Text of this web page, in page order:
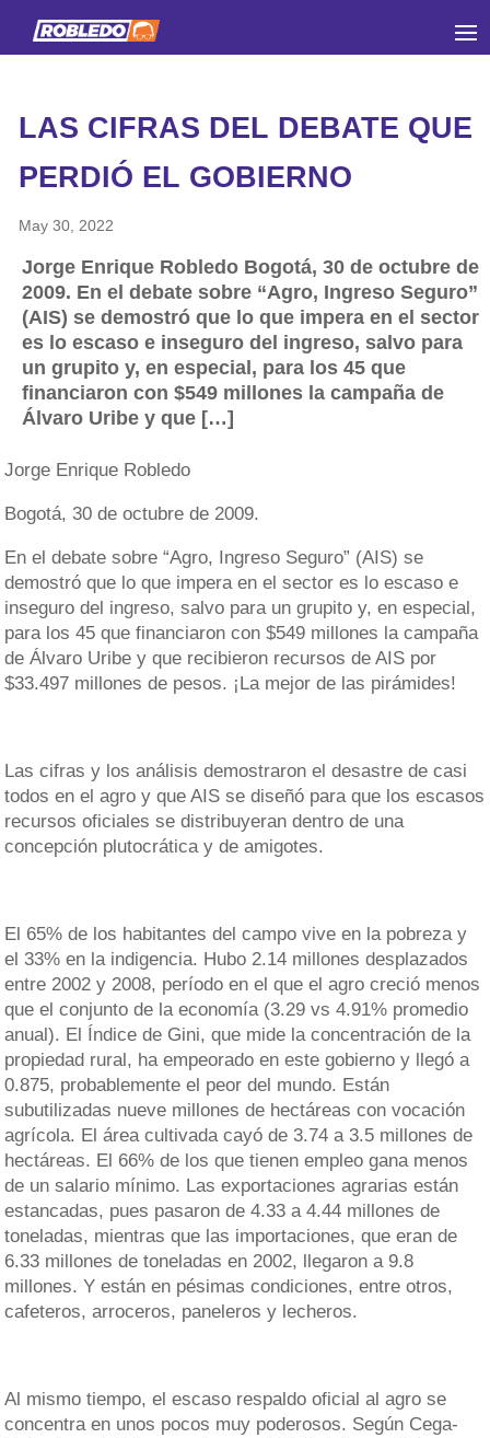
LAS CIFRAS DEL DEBATE QUE
PERDIÓ EL GOBIERNO
May 30, 2022
Jorge Enrique Robledo Bogotá, 30 de octubre de
2009. En el debate sobre “Agro, Ingreso Seguro”
(AIS) se demostró que lo que impera en el sector
es lo escaso e inseguro del ingreso, salvo para
un grupito y, en especial, para los 45 que
financiaron con $549 millones la campaña de
Álvaro Uribe y que […]
Jorge Enrique Robledo
Bogotá, 30 de octubre de 2009.
En el debate sobre “Agro, Ingreso Seguro” (AIS) se
demostró que lo que impera en el sector es lo escaso e
inseguro del ingreso, salvo para un grupito y, en especial,
para los 45 que financiaron con $549 millones la campaña
de Álvaro Uribe y que recibieron recursos de AIS por
$33.497 millones de pesos. ¡La mejor de las pirámides!
Las cifras y los análisis demostraron el desastre de casi
todos en el agro y que AIS se diseñó para que los escasos
recursos oficiales se distribuyeran dentro de una
concepción plutocrática y de amigotes.
El 65% de los habitantes del campo vive en la pobreza y
el 33% en la indigencia. Hubo 2.14 millones desplazados
entre 2002 y 2008, período en el que el agro creció menos
que el conjunto de la economía (3.29 vs 4.91% promedio
anual). El Índice de Gini, que mide la concentración de la
propiedad rural, ha empeorado en este gobierno y llegó a
0.875, probablemente el peor del mundo. Están
subutilizadas nueve millones de hectáreas con vocación
agrícola. El área cultivada cayó de 3.74 a 3.5 millones de
hectáreas. El 66% de los que tienen empleo gana menos
de un salario mínimo. Las exportaciones agrarias están
estancadas, pues pasaron de 4.33 a 4.44 millones de
toneladas, mientras que las importaciones, que eran de
6.33 millones de toneladas en 2002, llegaron a 9.8
millones. Y están en pésimas condiciones, entre otros,
cafeteros, arroceros, paneleros y lecheros.
Al mismo tiempo, el escaso respaldo oficial al agro se
concentra en unos pocos muy poderosos. Según Cega-